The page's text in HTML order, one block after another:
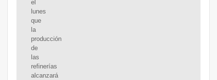
el
lunes
que
la
producción
de
las
refinerías
alcanzará